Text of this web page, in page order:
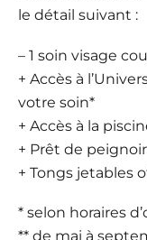
le détail suivant :
– 1 soin visage
+ Accès à
votre soin*
+ Accès à la
+ Prêt de
+ Tongs jetables
* selon horaires
** de mai à